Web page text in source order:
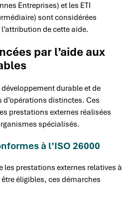
Entreprises) et les ETI
sont considérées
de cette aide.
par l’aide aux
développement durable et de
d’opérations distinctes. Ces
prestations externes réalisées
spécialisés.
à l’ISO 26000
les prestations externes relatives à
éligibles, ces démarches